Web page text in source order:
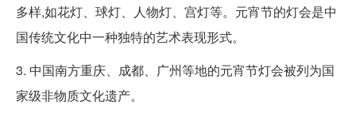
多样,如花灯、球灯、人物灯、宫灯等。元宵节的灯会是中
国传统文化中一种独特的艺术表现形式。
3. 中国南方重庆、成都、广州等地的元宵节灯会被列为国
家级非物质文化遗产。